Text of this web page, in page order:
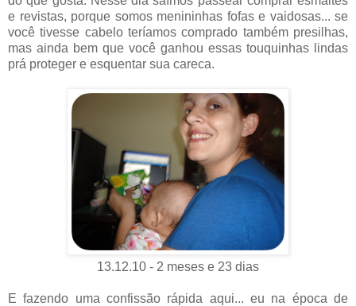
e revistas, porque somos menininhas fofas e vaidosas... se
você tivesse cabelo teríamos comprado também presilhas,
mas ainda bem que você ganhou essas touquinhas lindas
prá proteger e esquentar sua careca.
13.12.10 - 2 meses e 23 dias
E fazendo uma confissão rápida aqui... eu na época de